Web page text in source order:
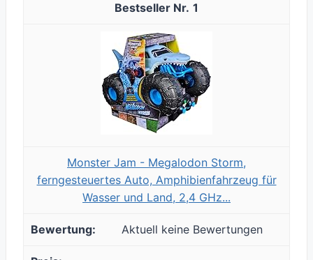
1
Monster Jam - Megalodon Storm,
ferngesteuertes Auto, Amphibienfahrzeug für
Wasser und Land, 2,4 GHz...
Aktuell keine Bewertungen